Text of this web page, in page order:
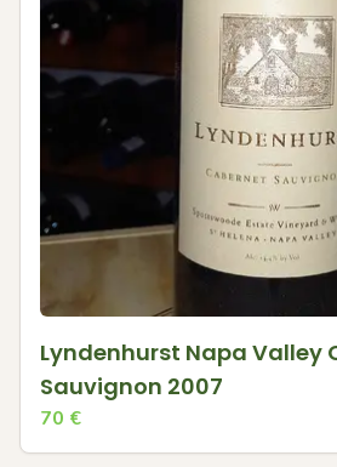
Lyndenhurst Napa Valley
Sauvignon 2007
70 €